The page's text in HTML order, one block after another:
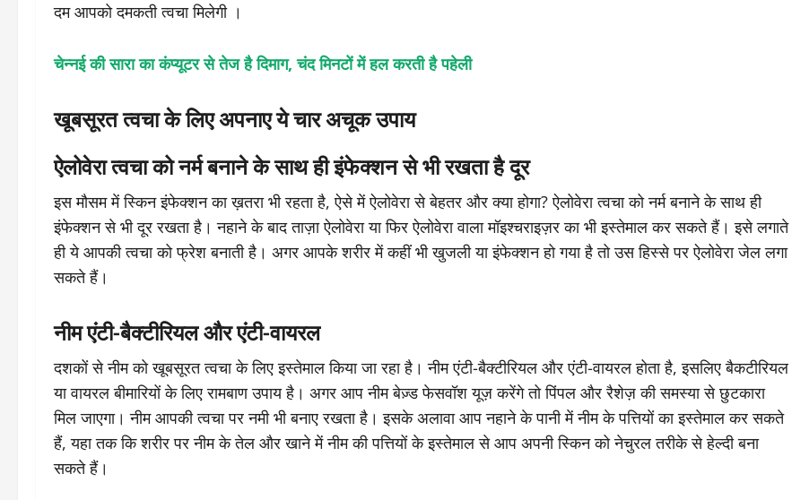
दम आपको दमकती त्वचा मिलेगी ।
चेन्नई की सारा का कंप्यूटर से तेज है दिमाग, चंद मिनटों में हल करती है पहेली
खूबसूरत त्वचा के लिए अपनाए ये चार अचूक उपाय
ऐलोवेरा त्वचा को नर्म बनाने के साथ ही इंफेक्शन से भी रखता है दूर
इस मौसम में स्किन इंफेक्शन का ख़तरा भी रहता है, ऐसे में ऐलोवेरा से बेहतर और क्या होगा? ऐलोवेरा त्वचा को नर्म बनाने के साथ ही
इंफेक्शन से भी दूर रखता है। नहाने के बाद ताज़ा ऐलोवेरा या फिर ऐलोवेरा वाला मॉइश्चराइज़र का भी इस्तेमाल कर सकते हैं। इसे लगाते
ही ये आपकी त्वचा को फ्रेश बनाती है। अगर आपके शरीर में कहीं भी खुजली या इंफेक्शन हो गया है तो उस हिस्से पर ऐलोवेरा जेल लगा
सकते हैं।
नीम एंटी-बैक्टीरियल और एंटी-वायरल
दशकों से नीम को खूबसूरत त्वचा के लिए इस्तेमाल किया जा रहा है। नीम एंटी-बैक्टीरियल और एंटी-वायरल होता है, इसलिए बैकटीरियल
या वायरल बीमारियों के लिए रामबाण उपाय है। अगर आप नीम बेज़्ड फेसवॉश यूज़ करेंगे तो पिंपल और रैशेज़ की समस्या से छुटकारा
मिल जाएगा। नीम आपकी त्वचा पर नमी भी बनाए रखता है। इसके अलावा आप नहाने के पानी में नीम के पत्तियों का इस्तेमाल कर सकते
हैं, यहा तक कि शरीर पर नीम के तेल और खाने में नीम की पत्तियों के इस्तेमाल से आप अपनी स्किन को नेचुरल तरीके से हेल्दी बना
सकते हैं।